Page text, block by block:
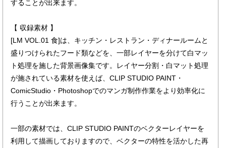
することが出来ます。
【 収録素材 】
[LM VOL.01 食]は、キッチン・レストラン・ディナールームと
盛りつけられたフード類などを、一部レイヤーを分けて白マッ
ト処理を施した背景画像集です。レイヤー分割・白マット処理
が施されている素材を使えば、CLIP STUDIO PAINT・
ComicStudio・Photoshopでのマンガ制作作業をより効率化に
行うことが出来ます。
一部の素材では、CLIP STUDIO PAINTのベクターレイヤーを
利用して描画しておりますので、ベクターの特性を活かした再